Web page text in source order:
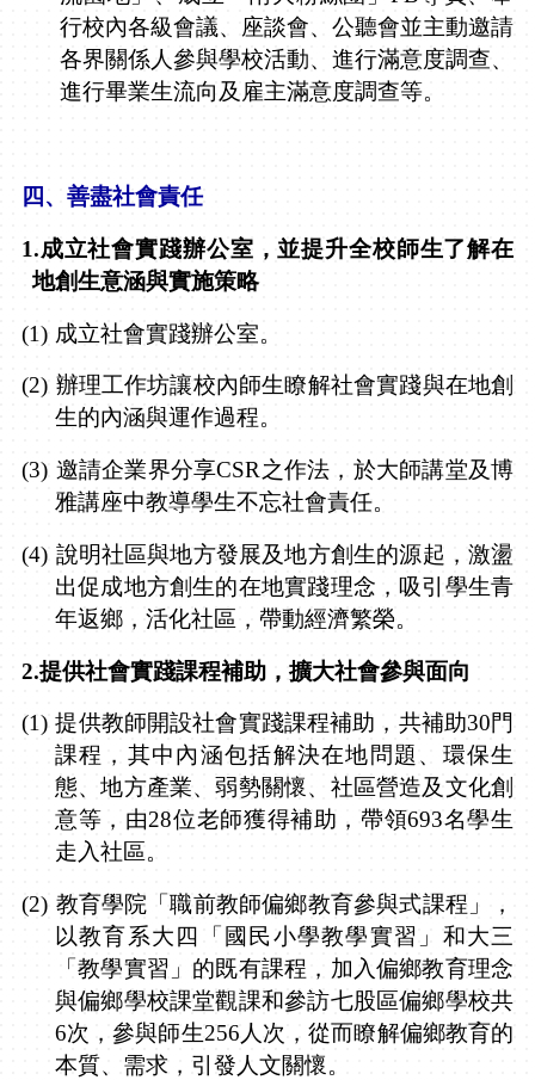
行校內各級會議、座談會、公聽會並主動邀請
各界關係人參與學校活動、進行滿意度調查、
進行畢業生流向及雇主滿意度調查等。
四、 善盡社會責任
1.成立社會實踐辦公室，並提升全校師生了解在
地創生意涵與實施策略
(1) 成立社會實踐辦公室。
(2) 辦理工作坊讓校內師生瞭解社會實踐與在地創
生的內涵與運作過程。
(3) 邀請企業界分享CSR 之作法，於大師講堂及博
雅講座中教導學生不忘社會責任。
(4) 說明社區與地方發展及地方創生的源起，激盪
出促成地方創生的在地實踐理念，吸引學生青
年返鄉，活化社區，帶動經濟繁榮。
2.提供社會實踐課程補助，擴大社會參與面向
(1) 提供教師開設社會實踐課程補助，共補助30門
課程，其中內涵包括解決在地問題、環保生
態、地方產業、弱勢關懷、社區營造及文化創
意等 ， 由28位老師獲得補助，帶領693名學生
走入社區。
(2) 教育學院「職前教師偏鄉教育參與式課程」，
以教育系大四「國民小學教學實習」和大三
「教學實習」的既有課程，加入偏鄉教育理念
與偏鄉學校課堂觀課和參訪七股區偏鄉學校共
6次，參與師生256人次，從而瞭解偏鄉教育的
本質、需求，引發人文關懷。